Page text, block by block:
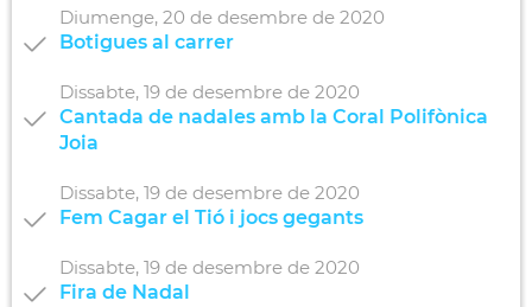
Diumenge, 20 de desembre de 2020
Botigues al carrer
Dissabte, 19 de desembre de 2020
Cantada de nadales amb la Coral Polifònica
Joia
Dissabte, 19 de desembre de 2020
Fem Cagar el Tió i jocs gegants
Dissabte, 19 de desembre de 2020
Fira de Nadal